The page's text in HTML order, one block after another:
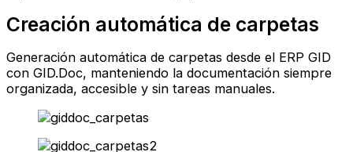
Creación automática de carpetas
Generación automática de carpetas desde el ERP GID
con GID.Doc, manteniendo la documentación siempre
organizada, accesible y sin tareas manuales.